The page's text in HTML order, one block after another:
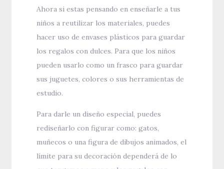
Ahora si estas pensando en enseñarle a tus
niños a reutilizar los materiales, puedes
hacer uso de envases plásticos para guardar
los regalos con dulces. Para que los niños
pueden usarlo como un frasco para guardar
sus juguetes, colores o sus herramientas de
estudio.
Para darle un diseño especial, puedes
rediseñarlo con figurar como: gatos,
muñecos o una figura de dibujos animados, el
límite para su decoración dependerá de lo